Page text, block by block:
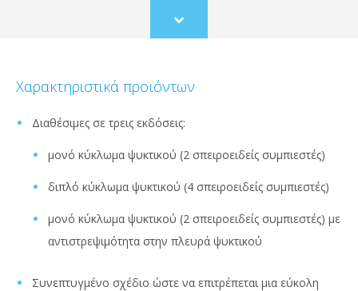
Scroll
to
Χαρακτηριστικά προϊόντων
Διαθέσιμες σε τρεις εκδόσεις:
μονό κύκλωμα ψυκτικού (2 σπειροειδείς συμπιεστές)
διπλό κύκλωμα ψυκτικού (4 σπειροειδείς συμπιεστές)
μονό κύκλωμα ψυκτικού (2 σπειροειδείς συμπιεστές) με
αντιστρεψιμότητα στην πλευρά ψυκτικού
Συνεπτυγμένο σχέδιο ώστε να επιτρέπεται μια εύκολη